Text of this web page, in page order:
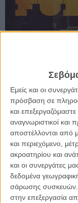
Εμείς και οι
πρόσβαση σε
και
αναγνωριστικοί
αποστέλλονται από
και περιεχόμενο,
ακροατηρίου και
και οι συνεργάτες
δεδομένα
σάρωσης συσκευών.
στην επεξεργασία